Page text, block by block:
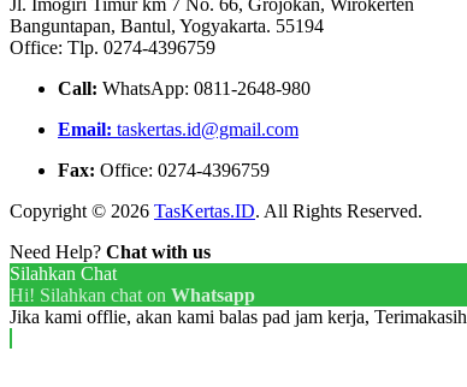
Jl. Imogiri Timur km 7 No. 66, Grojokan, Wirokerten
Banguntapan, Bantul, Yogyakarta. 55194
Office: Tlp. 0274-4396759
Call: WhatsApp: 0811-2648-980
Email: taskertas.id@gmail.com
Fax: Office: 0274-4396759
Copyright © 2026 TasKertas.ID. All Rights Reserved.
Need Help? Chat with us
Silahkan Chat
Hi! Silahkan chat on Whatsapp
Jika kami offlie, akan kami balas pad jam kerja, Terimakasih